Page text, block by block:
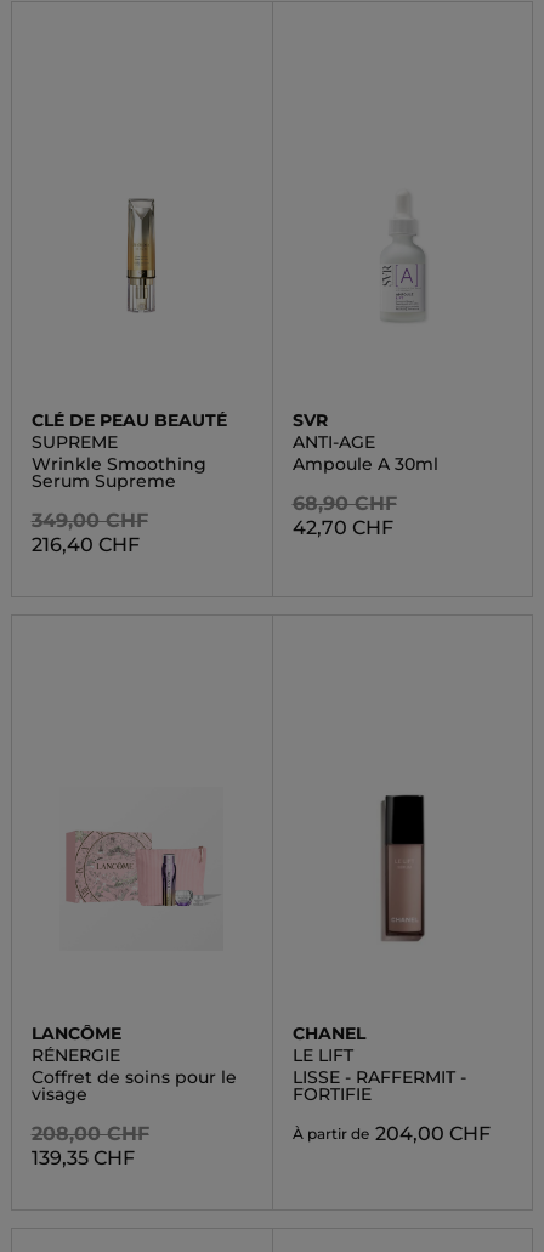
CLÉ DE PEAU BEAUTÉ
SUPREME
Wrinkle Smoothing
Serum Supreme
349,00 CHF
216,40 CHF
SVR
ANTI-AGE
Ampoule A 30ml
68,90 CHF
42,70 CHF
LANCÔME
RÉNERGIE
Coffret de soins pour le
visage
208,00 CHF
139,35 CHF
CHANEL
LE LIFT
LISSE - RAFFERMIT -
FORTIFIE
À partir de 204,00 CHF